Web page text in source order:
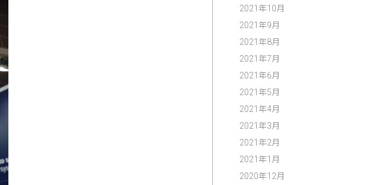
2021年10月
2021年9月
2021年8月
2021年7月
2021年6月
2021年5月
2021年4月
2021年3月
2021年2月
2021年1月
2020年12月